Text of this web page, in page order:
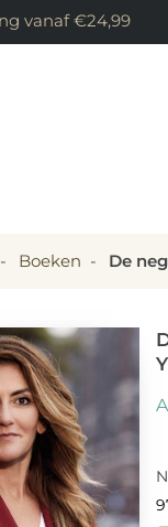
vanaf €24,99
- Boeken - De